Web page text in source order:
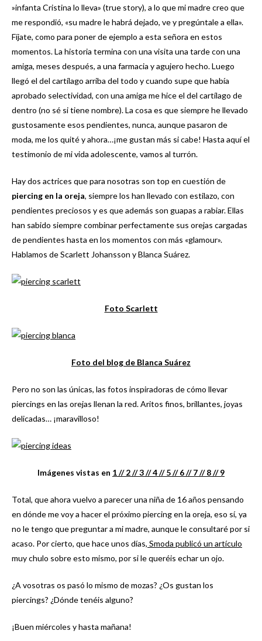
»infanta Cristina lo lleva» (true story), a lo que mi madre creo que
me respondió, «su madre le habrá dejado, ve y pregúntale a ella».
Fíjate, como para poner de ejemplo a esta señora en estos
momentos. La historia termina con una visita una tarde con una
amiga, meses después, a una farmacia y agujero hecho. Luego
llegó el del cartílago arriba del todo y cuando supe que había
aprobado selectividad, con una amiga me hice el del cartílago de
dentro (no sé si tiene nombre). La cosa es que siempre he llevado
gustosamente esos pendientes, nunca, aunque pasaron de
moda, me los quité y ahora…¡me gustan más si cabe! Hasta aquí el
testimonio de mi vida adolescente, vamos al turrón.
Hay dos actrices que para nosotras son top en cuestión de
piercing en la oreja, siempre los han llevado con estilazo, con
pendientes preciosos y es que además son guapas a rabiar. Ellas
han sabido siempre combinar perfectamente sus orejas cargadas
de pendientes hasta en los momentos con más «glamour».
Hablamos de Scarlett Johansson y Blanca Suárez.
Foto Scarlett
Foto del blog de Blanca Suárez
Pero no son las únicas, las fotos inspiradoras de cómo llevar
piercings en las orejas llenan la red. Aritos finos, brillantes, joyas
delicadas… ¡maravilloso!
Imágenes vistas en 1 // 2 // 3 // 4 // 5 // 6 // 7 // 8 // 9
Total, que ahora vuelvo a parecer una niña de 16 años pensando
en dónde me voy a hacer el próximo piercing en la oreja, eso sí, ya
no le tengo que preguntar a mi madre, aunque le consultaré por si
acaso. Por cierto, que hace unos días, Smoda publicó un artículo
muy chulo sobre esto mismo, por si le queréis echar un ojo.
¿A vosotras os pasó lo mismo de mozas? ¿Os gustan los
piercings? ¿Dónde tenéis alguno?
¡Buen miércoles y hasta mañana!